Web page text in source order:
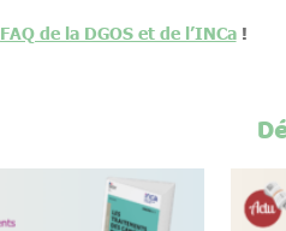
FAQ de la DGOS et de l’INCa!